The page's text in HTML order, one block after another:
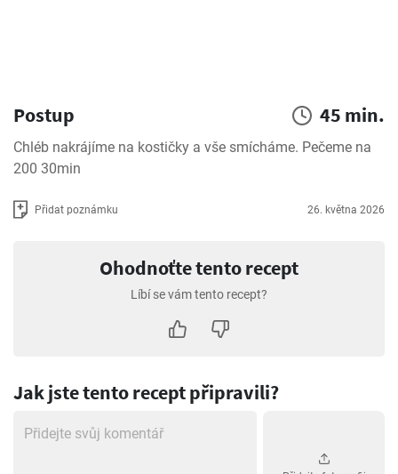
Postup 45 min.
Chléb nakrájíme na kostičky a vše smícháme. Pečeme na
200 30min
Přidat poznámku 26. května 2026
Ohodnoťte tento recept
Líbí se vám tento recept?
Jak jste tento recept připravili?